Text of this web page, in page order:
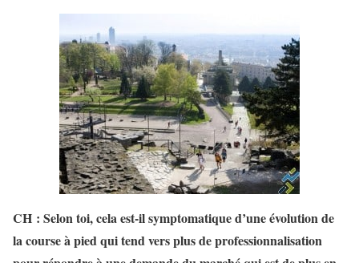
CH : Selon toi, cela est-il symptomatique d’une évolution de
la course à pied qui tend vers plus de professionnalisation